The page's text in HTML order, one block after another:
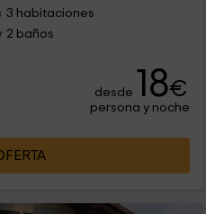
3 habitaciones
2 baños
desde 18€
persona y noche